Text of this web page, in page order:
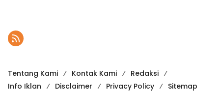
Tentang Kami Kontak Kami
Redaksi
Info Iklan
Disclaimer Privacy Policy Sitemap